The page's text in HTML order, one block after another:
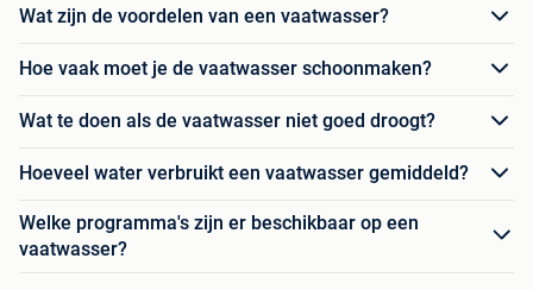
Wat zijn de voordelen van een vaatwasser?
Hoe vaak moet je de vaatwasser schoonmaken?
Wat te doen als de vaatwasser niet goed droogt?
Hoeveel water verbruikt een vaatwasser gemiddeld?
Welke programma's zijn er beschikbaar op een
vaatwasser?